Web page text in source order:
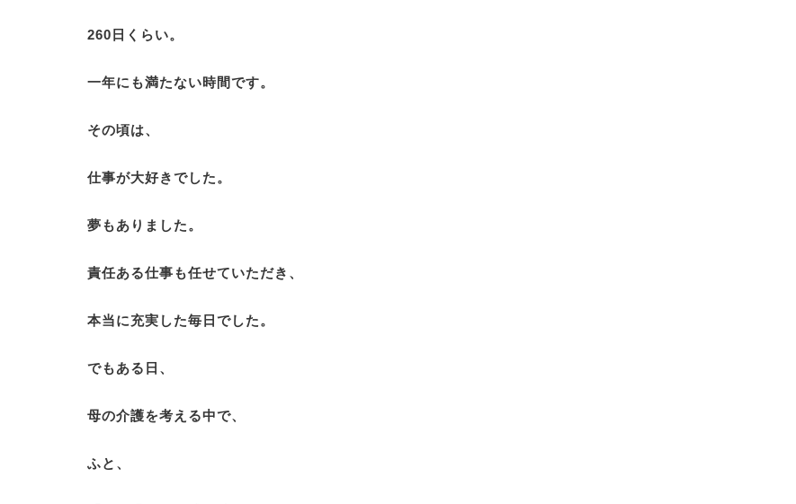
260日くらい。
一年にも満たない時間です。
その頃は、
仕事が大好きでした。
夢もありました。
責任ある仕事も任せていただき、
本当に充実した毎日でした。
でもある日、
母の介護を考える中で、
ふと、